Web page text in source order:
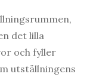
det lilla
och fyller
utställningens